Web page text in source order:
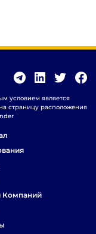
условием является
страницу расположения
Компаний